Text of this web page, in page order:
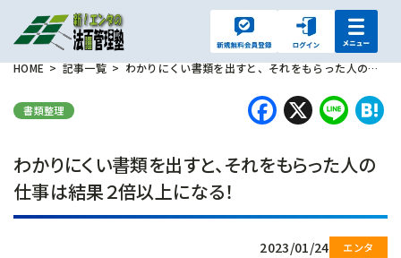
HOME 記事一覧 わかりにくい書類を出すと、それをもらった人の仕事は結果２倍以上になる！
書類整理 X
わかりにくい書類を出すと、それをもらった人の
仕事は結果２倍以上になる！
2023/01/24